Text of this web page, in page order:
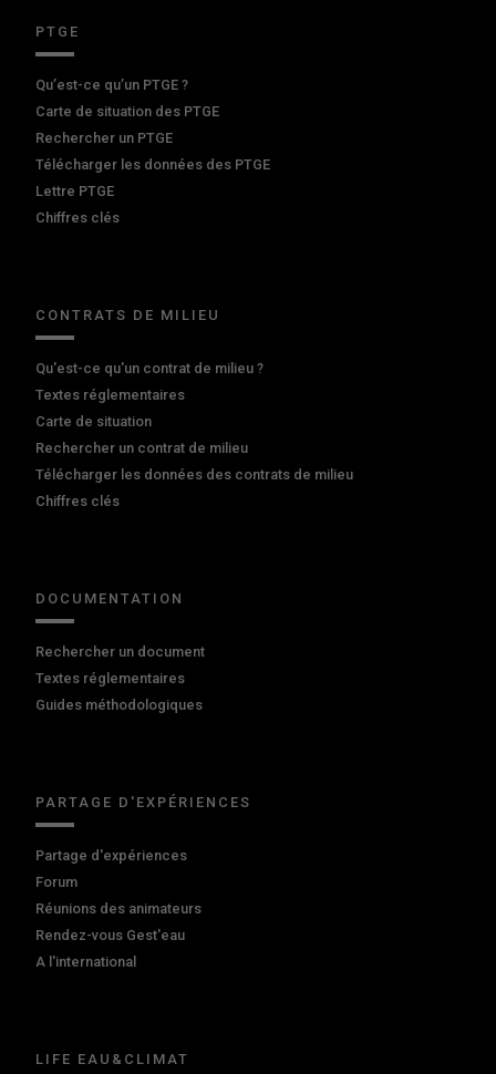
PTGE
Qu’est-ce qu’un PTGE ?
Carte de situation des PTGE
Rechercher un PTGE
Télécharger les données des PTGE
Lettre PTGE
Chiffres clés
CONTRATS DE MILIEU
Qu'est-ce qu'un contrat de milieu ?
Textes réglementaires
Carte de situation
Rechercher un contrat de milieu
Télécharger les données des contrats de milieu
Chiffres clés
DOCUMENTATION
Rechercher un document
Textes réglementaires
Guides méthodologiques
PARTAGE D'EXPÉRIENCES
Partage d'expériences
Forum
Réunions des animateurs
Rendez-vous Gest'eau
A l'international
LIFE EAU&CLIMAT